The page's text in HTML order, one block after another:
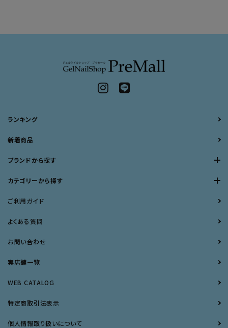
ランキング
新着商品
ブランドから探す
カテゴリーから探す
ご利用ガイド
よくある質問
お問い合わせ
実店舗一覧
WEB CATALOG
特定商取引法表示
個人情報取り扱いについて